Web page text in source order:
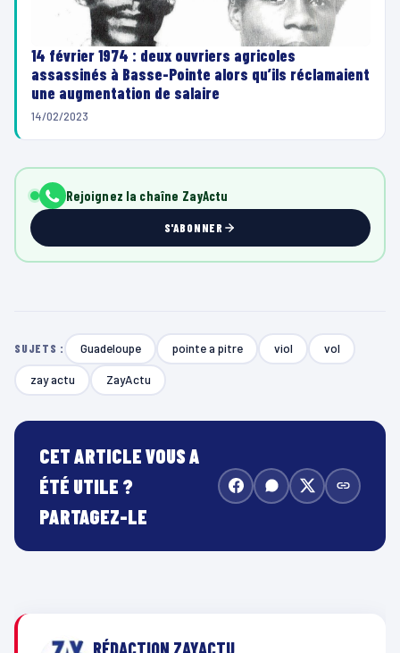
14 février 1974 : deux ouvriers agricoles
assassinés à Basse-Pointe alors qu’ils réclamaient
une augmentation de salaire
14/02/2023
Rejoignez la chaîne ZayActu
S'ABONNER
SUJETS : Guadeloupe pointe a pitre viol vol
zay actu ZayActu
CET ARTICLE VOUS A
ÉTÉ UTILE ?
PARTAGEZ-LE
RÉDACTION ZAYACTU